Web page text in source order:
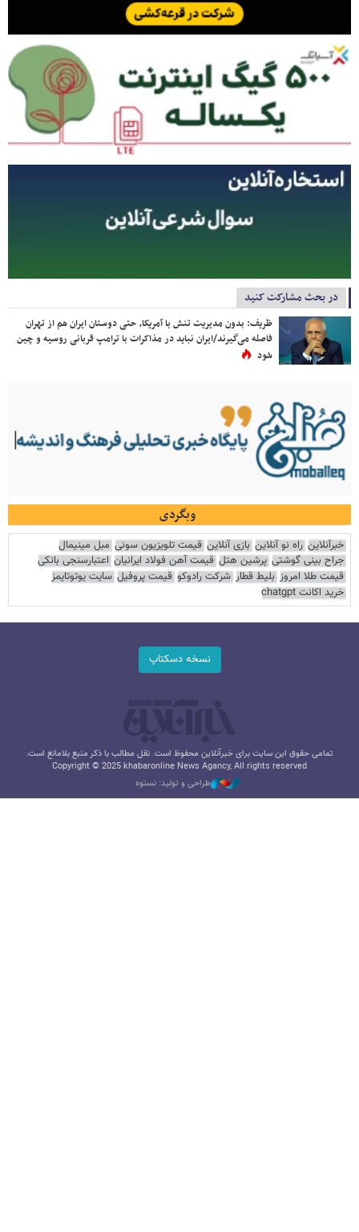
در بحث مشارکت کنید
ظریف: بدون مدیریت تنش با آمریکا، حتی دوستان ایران هم از تهران
فاصله می‌گیرند/ایران نباید در مذاکرات با ترامپ قربانی روسیه و چین
شود
وبگردی
خبرآنلاین راه نو آنلاین بازی آنلاین قیمت تلویزیون سونی مبل مینیمال
جراح بینی گوشتی پرشین هتل قیمت آهن فولاد ایرانیان اعتبارسنجی بانکی
قیمت طلا امروز بلیط قطار شرکت رادوکو قیمت پروفیل سایت یوتوتایمز
خرید اکانت chatgpt
نسخه دسکتاپ
تمامی حقوق این سایت برای خبرآنلاین محفوظ است. نقل مطالب با ذکر منبع بلامانع است.
Copyright © 2025 khabaronline News Agancy, All rights reserved
طراحی و تولید: نستوه